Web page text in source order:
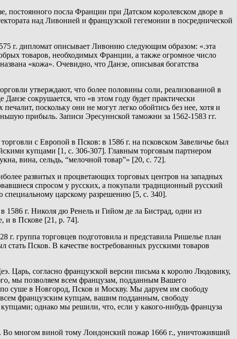
постоянного посла Франции при Датском королевском дворе в
над Ливонией и французской гегемонии в посреднической
г. дипломат описывает Ливонию следующим образом: «.эта
товаров, необходимых Франции, а также огромное число
«кожа». Очевидно, что Данзе, описывая богатства
утверждают, что более половины соли, реализованной в
сокрушается, что «в этом году будет практически
поскольку они не могут легко обойтись без нее, хотя и
прибыль. Записи Эресуннской таможни за 1562-1583 гг.
с Европой в Псков: в 1586 г. на псковском Завеличье был
купцами [1, с. 306-307]. Главным торговым партнером
вина, сельдь, “мелочной товар”» [20, с. 72].
развитых и процветающих торговых центров на западных
спросом у русских, а покупали традиционный русский
специальному царскому разрешению [5, с. 340].
г. Николя дю Ренель и Гийом де ла Бистрад, одни из
и в Пскове [21, p. 74].
группа торговцев подготовила и представила Ришелье план
Псков. В качестве востребованных русскими товаров
Царь, согласно французской версии письма к королю Людовику,
мы позволяем всем французам, подданным Вашего
по суше в Новгород, Псков и Москву. Мы даруем им свободу
французским купцам, вашим подданным, свободу
однако мы решили, что, если у какого-нибудь француза
Во многом виной тому Лондонский пожар 1666 г., уничтоживший